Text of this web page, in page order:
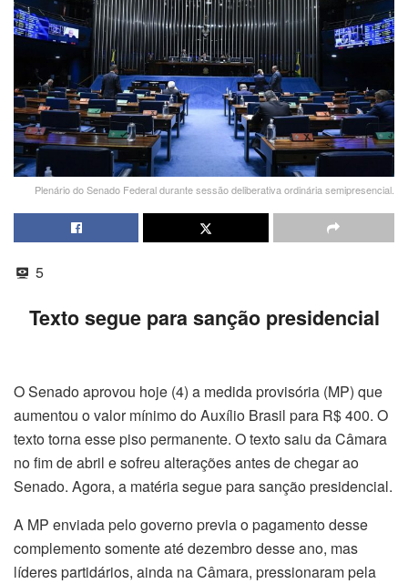
Plenário do Senado Federal durante sessão deliberativa ordinária semipresencial.
5
Texto segue para sanção presidencial
O Senado aprovou hoje (4) a medida provisória (MP) que
aumentou o valor mínimo do Auxílio Brasil para R$ 400. O
texto torna esse piso permanente. O texto saiu da Câmara
no fim de abril e sofreu alterações antes de chegar ao
Senado. Agora, a matéria segue para sanção presidencial.
A MP enviada pelo governo previa o pagamento desse
complemento somente até dezembro desse ano, mas
líderes partidários, ainda na Câmara, pressionaram pela